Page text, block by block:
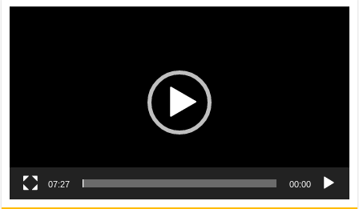
00:00
07:27